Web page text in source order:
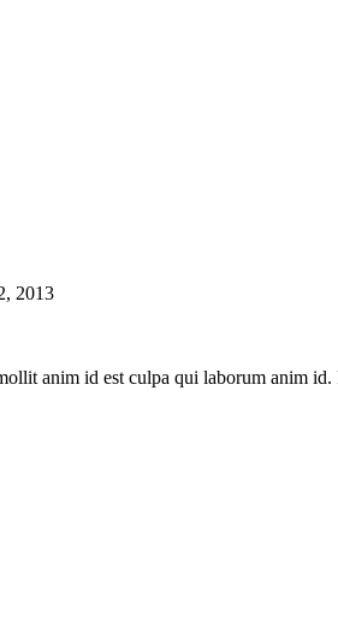
2013
anim id est culpa qui laborum anim